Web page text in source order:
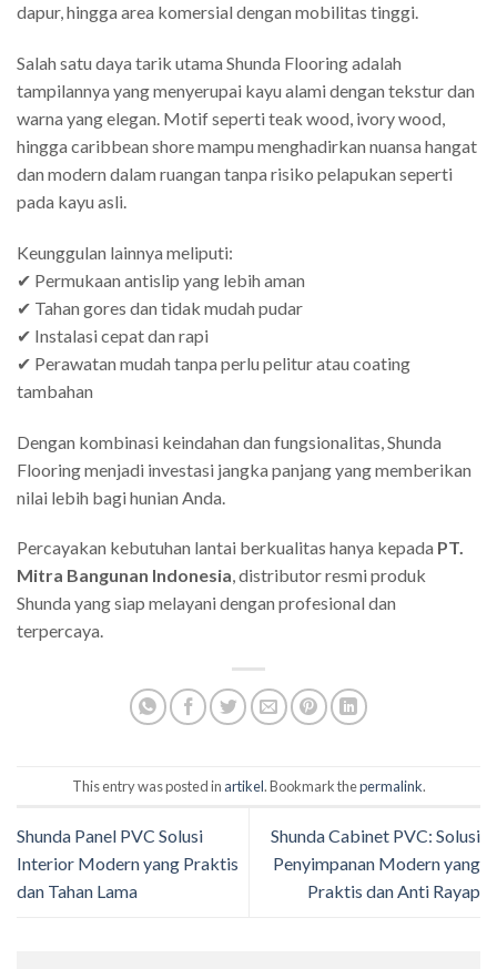
dapur, hingga area komersial dengan mobilitas tinggi.
Salah satu daya tarik utama Shunda Flooring adalah
tampilannya yang menyerupai kayu alami dengan tekstur dan
warna yang elegan. Motif seperti teak wood, ivory wood,
hingga caribbean shore mampu menghadirkan nuansa hangat
dan modern dalam ruangan tanpa risiko pelapukan seperti
pada kayu asli.
Keunggulan lainnya meliputi:
✔ Permukaan antislip yang lebih aman
✔ Tahan gores dan tidak mudah pudar
✔ Instalasi cepat dan rapi
✔ Perawatan mudah tanpa perlu pelitur atau coating
tambahan
Dengan kombinasi keindahan dan fungsionalitas, Shunda
Flooring menjadi investasi jangka panjang yang memberikan
nilai lebih bagi hunian Anda.
Percayakan kebutuhan lantai berkualitas hanya kepada PT.
Mitra Bangunan Indonesia, distributor resmi produk
Shunda yang siap melayani dengan profesional dan
terpercaya.
This entry was posted in artikel. Bookmark thepermalink.
Shunda Panel PVC Solusi
Interior Modern yang Praktis
dan Tahan Lama
Shunda Cabinet PVC: Solusi
Penyimpanan Modern yang
Praktis dan Anti Rayap